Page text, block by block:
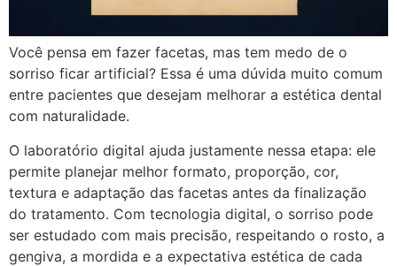
Você pensa em fazer facetas, mas tem medo de o
sorriso ficar artificial? Essa é uma dúvida muito comum
entre pacientes que desejam melhorar a estética dental
com naturalidade.
O laboratório digital ajuda justamente nessa etapa: ele
permite planejar melhor formato, proporção, cor,
textura e adaptação das facetas antes da finalização
do tratamento. Com tecnologia digital, o sorriso pode
ser estudado com mais precisão, respeitando o rosto, a
gengiva, a mordida e a expectativa estética de cada